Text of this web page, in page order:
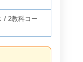
/2教科コー